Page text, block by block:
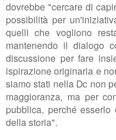
dovrebbe "cercare di
possibilità per
quelli che vogliono
mantenendo il dialogo
discussione per fare
ispirazione originaria e
siamo stati nella Dc non
maggioranza, ma per
pubblica, perché
della storia".